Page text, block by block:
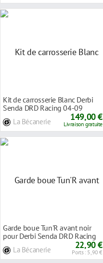
Kit de carrosserie Blanc Derbi
Senda DRD Racing 04-09
La Bécanerie 149,00 €
Livraison gratuite
Garde boue Tun'R avant noir
pour Derbi Senda DRD Racing
La Bécanerie 22,90 €
Ports : 5,90 €